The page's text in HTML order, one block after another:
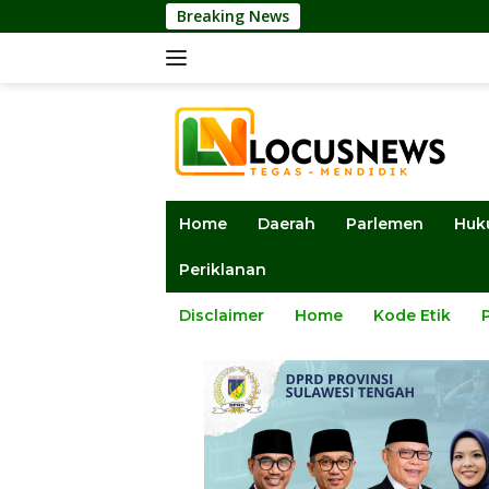
ke
Breaking News
Home Daerah Parlemen
Periklanan
Disclaimer Home Kode Etik